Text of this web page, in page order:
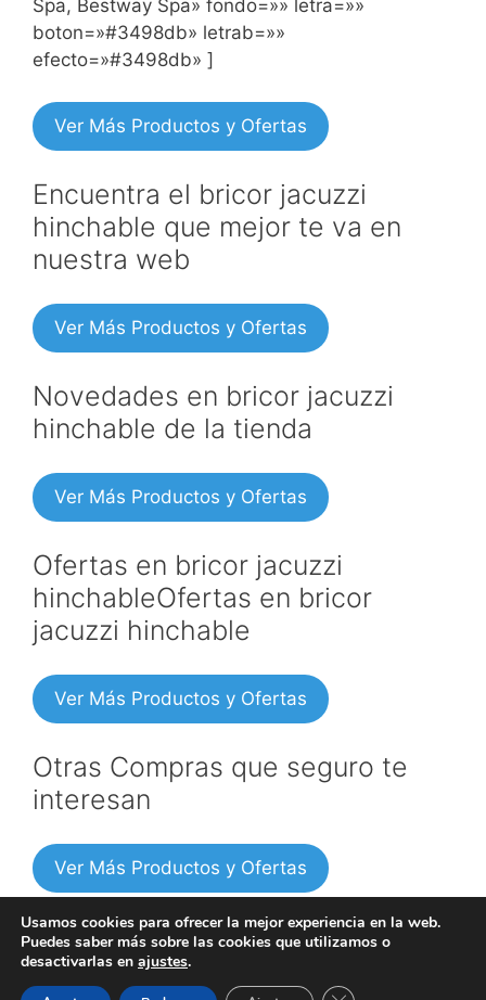
Spa, Bestway Spa» fondo=»» letra=»»
boton=»#3498db» letrab=»»
efecto=»#3498db» ]
Ver Más Productos y Ofertas
Encuentra el bricor jacuzzi
hinchable que mejor te va en
nuestra web
Ver Más Productos y Ofertas
Novedades en bricor jacuzzi
hinchable de la tienda
Ver Más Productos y Ofertas
Ofertas en bricor jacuzzi
hinchableOfertas en bricor
jacuzzi hinchable
Ver Más Productos y Ofertas
Otras Compras que seguro te
interesan
Ver Más Productos y Ofertas
Usamos cookies para ofrecer la mejor experiencia en la web.
Puedes saber más sobre las cookies que utilizamos o
desactivarlas en ajustes.